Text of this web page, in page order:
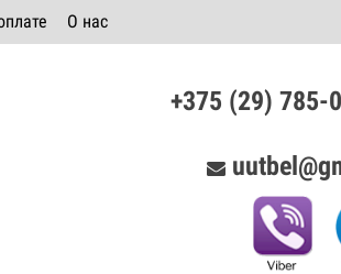
О нас
+375 (29)